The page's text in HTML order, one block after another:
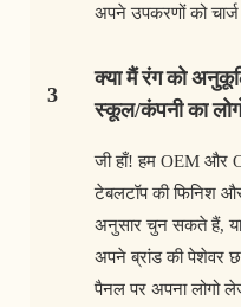
अपने उपकरणों को
3
क्या मैं रंग को
स्कूल/कंपनी का
जी हाँ! हम OEM और
टेबलटॉप की फिनिश
अनुसार चुन सकते हैं,
अपने ब्रांड की पेशेवर
पैनल पर अपना लोगो